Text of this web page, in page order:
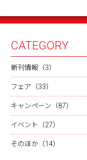
CATEGORY
新刊情報（3）
フェア（33）
キャンペーン（87）
イベント（27）
そのほか（14）